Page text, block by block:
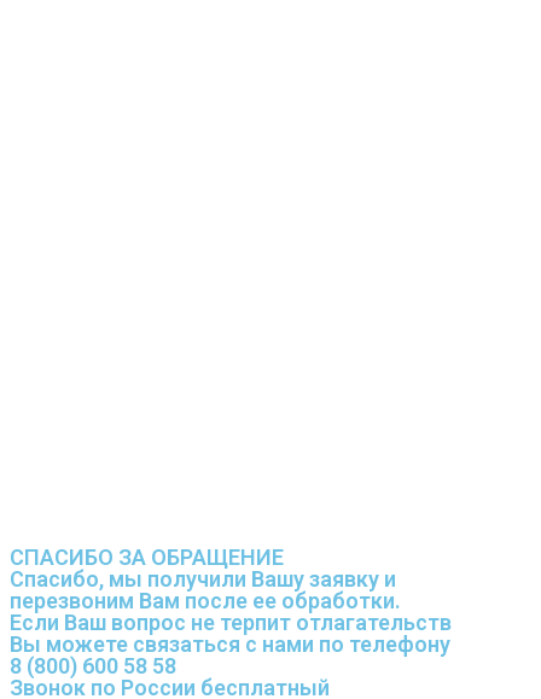
СПАСИБО ЗА ОБРАЩЕНИЕ
Спасибо, мы получили Вашу заявку и
перезвоним Вам после ее обработки.
Если Ваш вопрос не терпит отлагательств
Вы можете связаться с нами по телефону
8 (800) 600 58 58
Звонок по России бесплатный